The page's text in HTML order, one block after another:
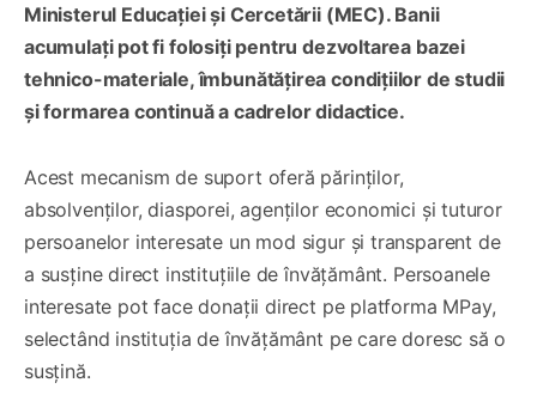
Ministerul Educației și Cercetării (MEC). Banii
acumulați pot fi folosiți pentru dezvoltarea bazei
tehnico-materiale, îmbunătățirea condițiilor de studii
și formarea continuă a cadrelor didactice.
Acest mecanism de suport oferă părinților,
absolvenților, diasporei, agenților economici și tuturor
persoanelor interesate un mod sigur și transparent de
a susține direct instituțiile de învățământ. Persoanele
interesate pot face donații direct pe platforma MPay,
selectând instituția de învățământ pe care doresc să o
susțină.